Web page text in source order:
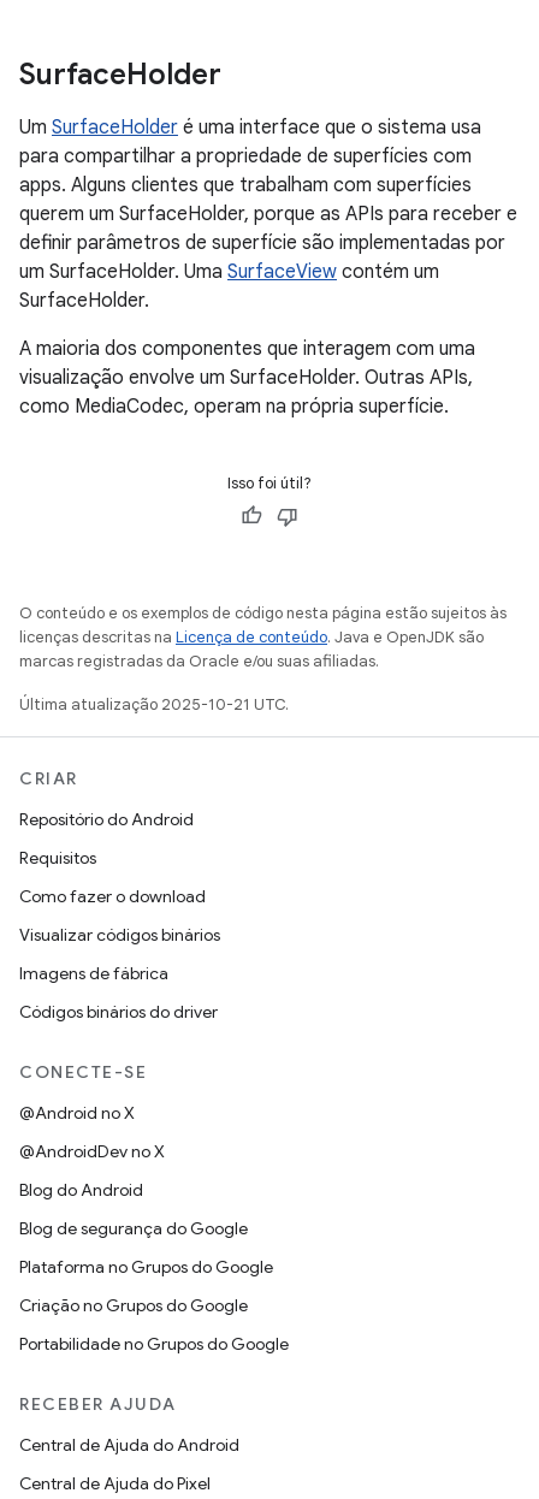
SurfaceHolder
Um SurfaceHolder é uma interface que o sistema usa
para compartilhar a propriedade de superfícies com
apps. Alguns clientes que trabalham com superfícies
querem um SurfaceHolder, porque as APIs para receber e
definir parâmetros de superfície são implementadas por
um SurfaceHolder. Uma SurfaceView contém um
SurfaceHolder.
A maioria dos componentes que interagem com uma
visualização envolve um SurfaceHolder. Outras APIs,
como MediaCodec, operam na própria superfície.
Isso foi útil?
O conteúdo e os exemplos de código nesta página estão sujeitos às
licenças descritas na Licença de conteúdo. Java e OpenJDK são
marcas registradas da Oracle e/ou suas afiliadas.
Última atualização 2025-10-21 UTC.
CRIAR
Repositório do Android
Requisitos
Como fazer o download
Visualizar códigos binários
Imagens de fábrica
Códigos binários do driver
CONECTE-SE
@Android no X
@AndroidDev no X
Blog do Android
Blog de segurança do Google
Plataforma no Grupos do Google
Criação no Grupos do Google
Portabilidade no Grupos do Google
RECEBER AJUDA
Central de Ajuda do Android
Central de Ajuda do Pixel